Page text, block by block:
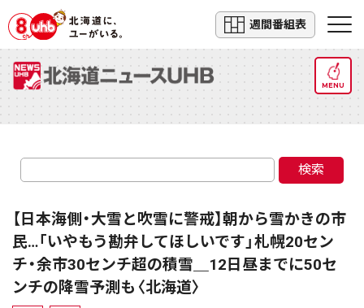
週間番組表
MENU
検索
【日本海側・大雪と吹雪に警戒】朝から雪かきの市
民…「いやもう勘弁してほしいです」札幌20セン
チ・余市30センチ超の積雪＿12日昼までに50セ
ンチの降雪予測も〈北海道〉